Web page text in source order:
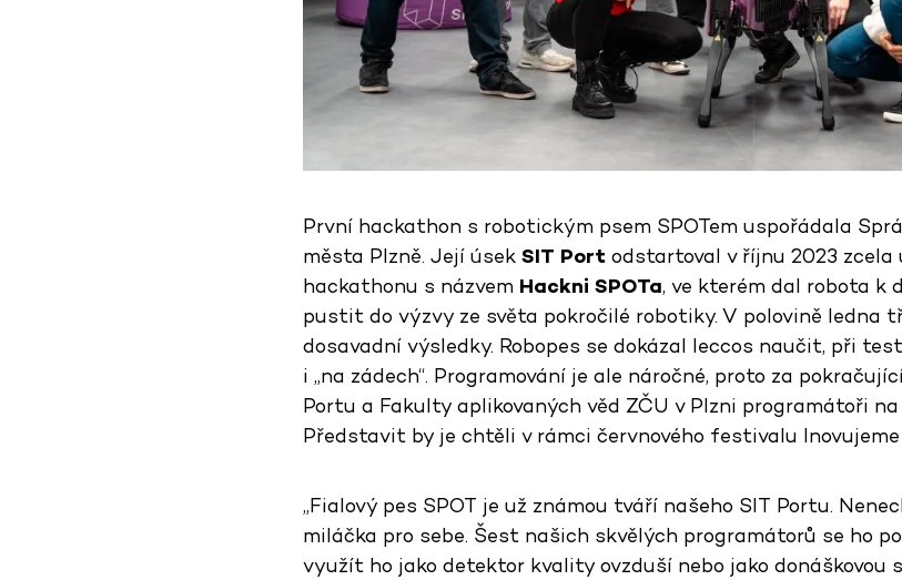
První hackathon s robotickým psem SPOTem uspořádala
města Plzně. Její úsek SIT Portodstartoval v říjnu 2023
hackathonu s názvem Hackni SPOTa, ve kterém dal robota k
pustit do výzvy ze světa pokročilé robotiky. V polovině ledna
dosavadní výsledky. Robopes se dokázal leccos naučit, při
i „na zádech“. Programování je ale náročné, proto za
Portu a Fakulty aplikovaných věd ZČU v Plzni programátoři
Představit by je chtěli v rámci červnového festivalu Inovujeme
„Fialový pes SPOT je už známou tváří našeho SIT Portu.
miláčka pro sebe. Šest našich skvělých programátorů se ho
využít ho jako detektor kvality ovzduší nebo jako donáškovou